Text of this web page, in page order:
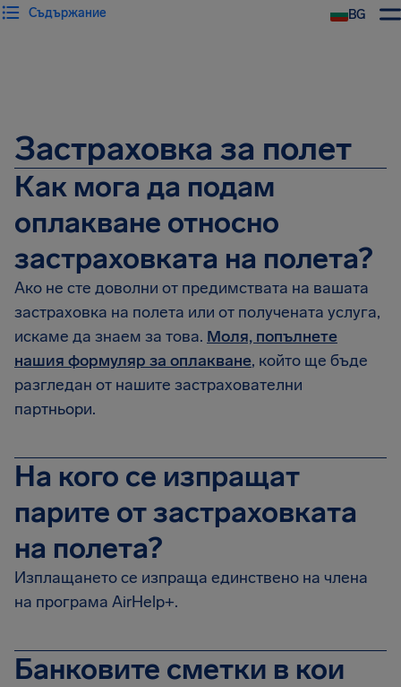
BG
Съдържание
Застраховка за полет
Как мога да подам
оплакване относно
застраховката на полета?
Ако не сте доволни от предимствата на вашата
застраховка на полета или от получената услуга,
искаме да знаем за това. Моля, попълнете
нашия формуляр за оплакване, който ще бъде
разгледан от нашите застрахователни
партньори.
На кого се изпращат
парите от застраховката
на полета?
Изплащането се изпраща единствено на члена
на програма AirHelp+.
Банковите сметки в кои